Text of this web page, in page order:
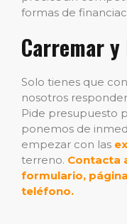
formas de
Carremar
Solo tienes que
nosotros
Pide presupuesto
ponemos de
empezar con las
terreno. Contacta
formulario,
teléfono.